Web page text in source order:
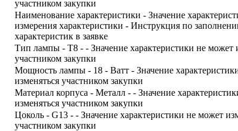
участником закупки
Наименование характеристики - Значение
измерения характеристики - Инструкция по
характеристик в заявке
Тип лампы - Т8 - - Значение характеристики не может
участником закупки
Мощность лампы - 18 - Ватт - Значение
изменяться участником закупки
Материал корпуса - Металл - - Значение
изменяться участником закупки
Цоколь - G13 - - Значение характеристики не может
участником закупки